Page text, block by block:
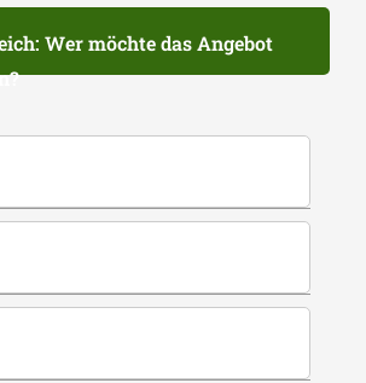
Wer möchte das Angebot